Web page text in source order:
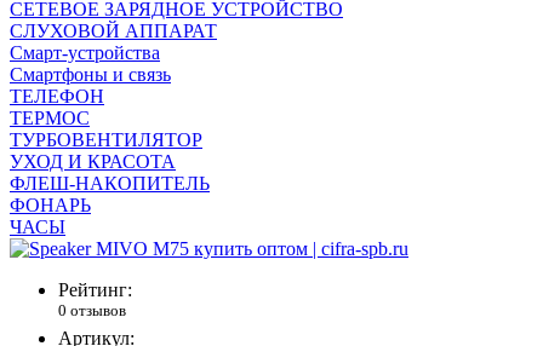
СЕТЕВОЕ ЗАРЯДНОЕ УСТРОЙСТВО
СЛУХОВОЙ АППАРАТ
Смарт-устройства
Смартфоны и связь
ТЕЛЕФОН
ТЕРМОС
ТУРБОВЕНТИЛЯТОР
УХОД И КРАСОТА
ФЛЕШ-НАКОПИТЕЛЬ
ФОНАРЬ
ЧАСЫ
Рейтинг:
0 отзывов
Артикул: